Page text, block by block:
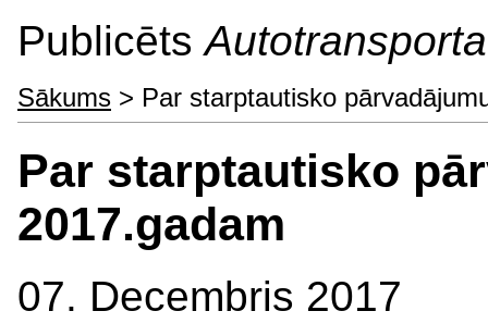
Publicēts
Sākums > Par starptautisko
Par starptautisko
2017.gadam
07. Decembris 2017